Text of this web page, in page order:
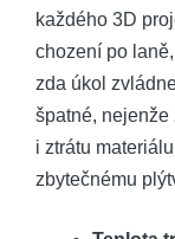
každého 3D
chození po
zda úkol
špatné,
i ztrátu
zbytečnému